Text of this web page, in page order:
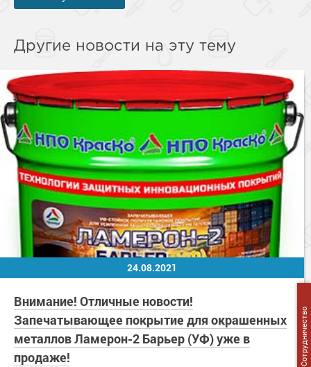
Другие новости на эту тему
24.08.2021
Внимание! Отличные новости!
Запечатывающее покрытие для окрашенных
металлов Ламерон-2 Барьер (УФ) уже в
продаже!
Сотрудничество